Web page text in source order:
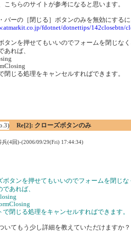
こちらのサイトが参考になると思います。
バーの［閉じる］ボタンのみを無効にする
fdotnet/dotnettips/142closebtn/
タンを押せてもいいのでフォームを閉じな
あれば、
閉じる処理をキャンセルすればできます。
Re[2]: クローズボタンのみ
兵(4回)-(2006/09/29(Fri) 17:44:34)
ボタンを押せてもいいのでフォームを閉じな
あれば、
で閉じる処理をキャンセルすればできます。
いてもう少し詳細を教えていただけますか？